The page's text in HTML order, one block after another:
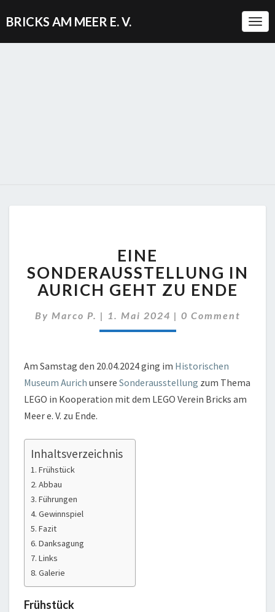
BRICKS AM MEER E. V.
SONDERAUSSTELLUNG
IN
AURICH
GEHT
ENDE
EINE
SONDERAUSSTELLUNG IN
AURICH GEHT ZU ENDE
By Marco P. | 1. Mai 2024 | Comments
0 Comment
Am Samstag den 20.04.2024 ging im Historischen
Museum Aurich unsere Sonderausstellung zum Thema
LEGO in Kooperation mit dem LEGO Verein Bricks am
Meer e. V. zu Ende.
Inhaltsverzeichnis
Frühstück
Abbau
Führungen
Gewinnspiel
Fazit
Danksagung
Links
Galerie
Frühstück